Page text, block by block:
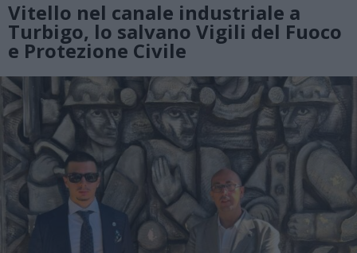
Vitello nel canale industriale a
Turbigo, lo salvano Vigili del Fuoco
e Protezione Civile